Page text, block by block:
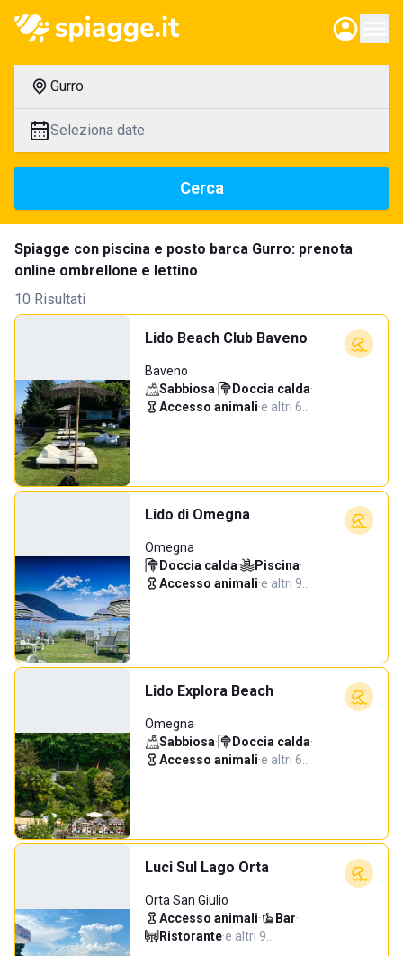
Gurro
Seleziona date
Cerca
Spiagge con piscina e posto barca Gurro: prenota
online ombrellone e lettino
10 Risultati
Lido Beach Club Baveno
Baveno
Sabbiosa· Doccia calda·
Accesso animali·e altri 6…
Lido di Omegna
Omegna
Doccia calda· Piscina·
Accesso animali·e altri 9…
Lido Explora Beach
Omegna
Sabbiosa· Doccia calda·
Accesso animali·e altri 6…
Luci Sul Lago Orta
Orta San Giulio
Accesso animali· Bar·
Ristorante·e altri 9…